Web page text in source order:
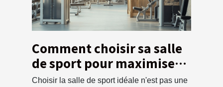
Comment choisir sa salle
de sport pour maximiser
ses entraînements ?
Choisir la salle de sport idéale n'est pas une